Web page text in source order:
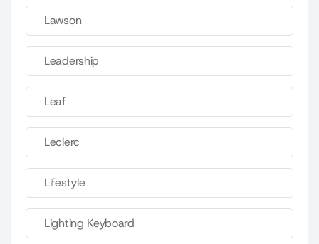
Lawson
Leadership
Leaf
Leclerc
Lifestyle
Lighting Keyboard